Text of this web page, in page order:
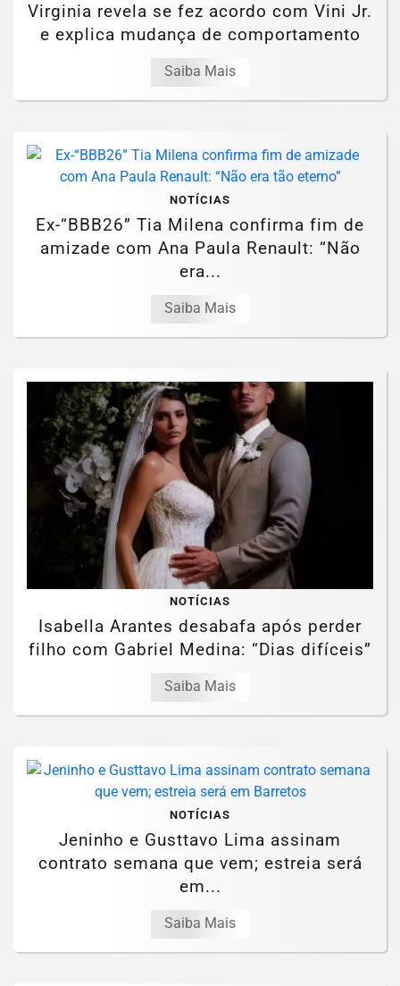
Virginia revela se fez acordo com Vini Jr.
e explica mudança de comportamento
Saiba Mais
NOTÍCIAS
Ex-“BBB26” Tia Milena confirma fim de
amizade com Ana Paula Renault: “Não
era...
Saiba Mais
NOTÍCIAS
Isabella Arantes desabafa após perder
filho com Gabriel Medina: “Dias difíceis”
Saiba Mais
NOTÍCIAS
Jeninho e Gusttavo Lima assinam
contrato semana que vem; estreia será
em...
Saiba Mais